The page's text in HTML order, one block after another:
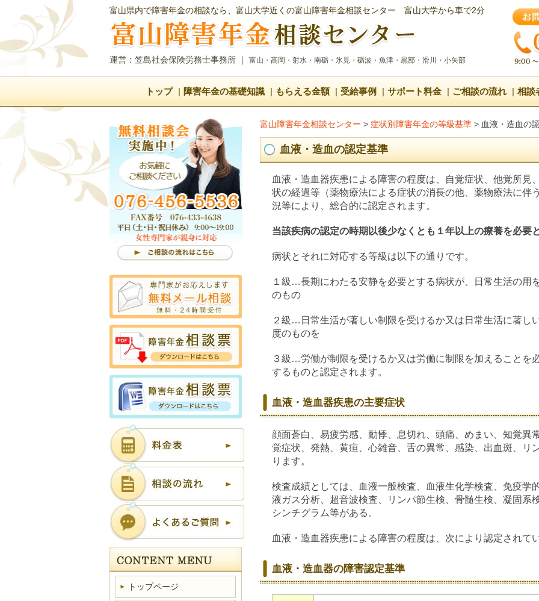
富山県内で障害年金の相談なら、富山大学近くの富山障害年金相談センター 富山大学から車で2分
運営：笠島社会保険労務士事務所 ｜ 富山・高岡・射水・南砺・氷見・砺波・魚津・黒部・滑川・小矢部
トップ 障害年金の基礎知識 もらえる金額 受給事例 サポート料金 ご相談の流れ 相談
富山障害年金相談センター > 症状別障害年金の等級基準 > 血液・造血の
血液・造血の認定基準
血液・造血器疾患による障害の程度は、自覚症状、他覚所見
状の経過等（薬物療法による症状の消長の他、薬物療法に伴
況等により、総合的に認定されます。
当該疾病の認定の時期以後少なくとも１年以上の療養を必要
病状とそれに対応する等級は以下の通りです。
１級…長期にわたる安静を必要とする病状が、日常生活の用
のもの
２級…日常生活が著しい制限を受けるか又は日常生活に著し
度のものを
３級…労働が制限を受けるか又は労働に制限を加えることを
するものと認定されます。
血液・造血器疾患の主要症状
顔面蒼白、易疲労感、動悸、息切れ、頭痛、めまい、知覚異
覚症状、発熱、黄疸、心雑音、舌の異常、感染、出血斑、リ
ります。
検査成績としては、血液一般検査、血液生化学検査、免疫学
液ガス分析、超音波検査、リンパ節生検、骨髄生検、凝固系
シンチグラム等がある。
血液・造血器疾患による障害の程度は、次により認定されて
血液・造血器の障害認定基準
トップページ